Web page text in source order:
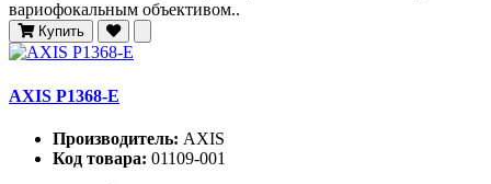
вариофокальным объективом..
Купить
AXIS P1368-E
Производитель: AXIS
Код товара: 01109-001